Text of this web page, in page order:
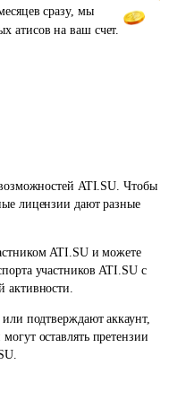
сразу, мы
атисов на ваш счет.
ATI.SU. Чтобы
лицензии дают разные
ATI.SU и можете
участников ATI.SU с
активности.
подтверждают аккаунт,
оставлять претензии